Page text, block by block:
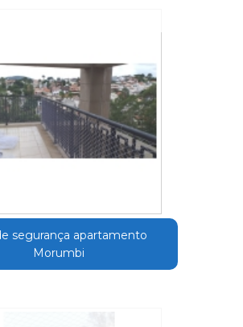
segurança apartamento
Morumbi